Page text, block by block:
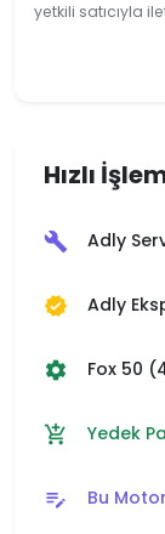
yetkili satıcıyla
Hızlı
build Adly
verified Adly
settings Fox 50
add_shopping_cart Yedek
edit_note Bu